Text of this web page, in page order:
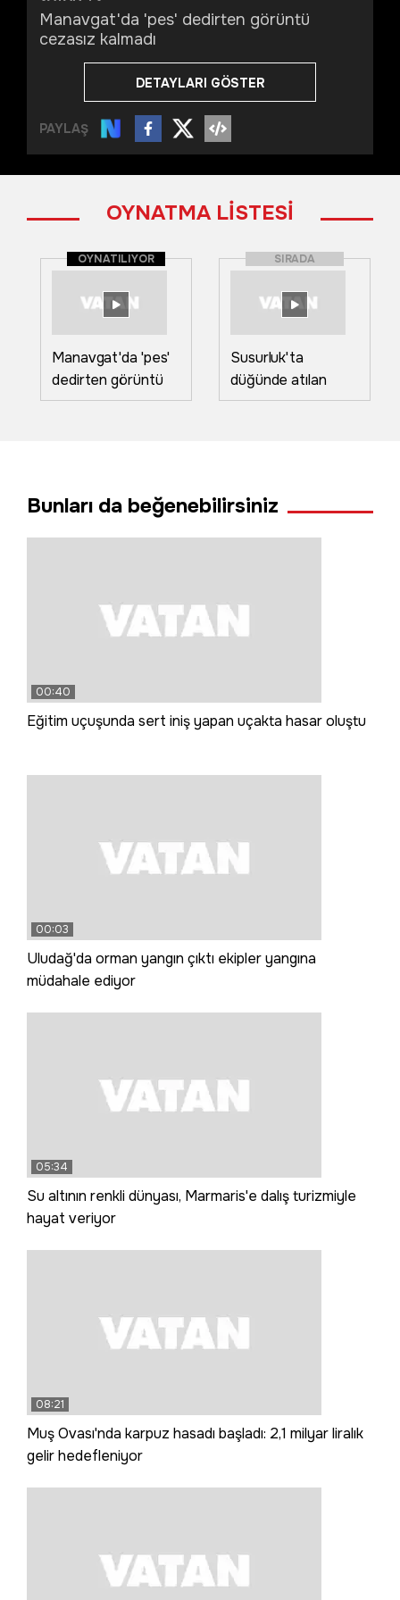
Manavgat'da 'pes' dedirten görüntü
cezasız kalmadı
DETAYLARI GÖSTER
PAYLAŞ
OYNATMA LİSTESİ
OYNATILIYOR
Manavgat'da 'pes'
dedirten görüntü
cezasız kalmadı
SIRADA
Susurluk'ta
düğünde atılan
havai fişekler
Bunları da beğenebilirsiniz
00:40
Eğitim uçuşunda sert iniş yapan uçakta hasar oluştu
00:03
Uludağ'da orman yangın çıktı ekipler yangına
müdahale ediyor
05:34
Su altının renkli dünyası, Marmaris'e dalış turizmiyle
hayat veriyor
08:21
Muş Ovası'nda karpuz hasadı başladı: 2,1 milyar liralık
gelir hedefleniyor